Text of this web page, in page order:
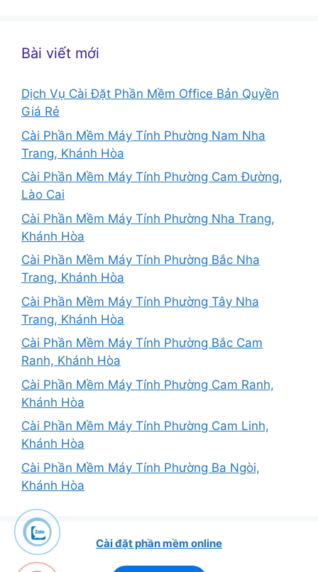
Bài viết mới
Dịch Vụ Cài Đặt Phần Mềm Office Bản Quyền
Giá Rẻ
Cài Phần Mềm Máy Tính Phường Nam Nha
Trang, Khánh Hòa
Cài Phần Mềm Máy Tính Phường Cam Đường,
Lào Cai
Cài Phần Mềm Máy Tính Phường Nha Trang,
Khánh Hòa
Cài Phần Mềm Máy Tính Phường Bắc Nha
Trang, Khánh Hòa
Cài Phần Mềm Máy Tính Phường Tây Nha
Trang, Khánh Hòa
Cài Phần Mềm Máy Tính Phường Bắc Cam
Ranh, Khánh Hòa
Cài Phần Mềm Máy Tính Phường Cam Ranh,
Khánh Hòa
Cài Phần Mềm Máy Tính Phường Cam Linh,
Khánh Hòa
Cài Phần Mềm Máy Tính Phường Ba Ngòi,
Khánh Hòa
Cài đặt phần mềm online